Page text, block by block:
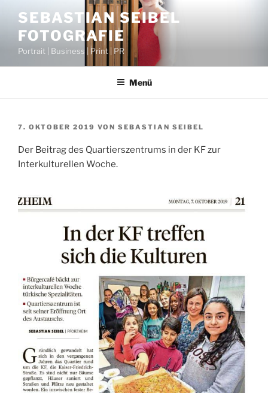
Inhalt
springen
SEBASTIAN SEIBEL
FOTOGRAFIE
Portrait | Business | Print | PR
Menü
VERÖFFENTLICHT
7. OKTOBER 2019 VON SEBASTIAN SEIBEL
Der Beitrag des Quartierszentrums in der KF zur
Interkulturellen Woche.